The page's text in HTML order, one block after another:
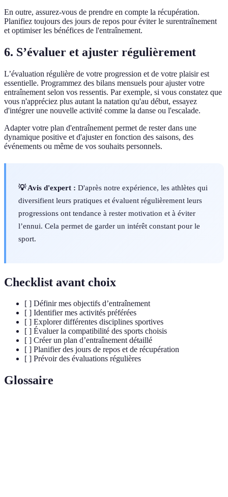
En outre, assurez-vous de prendre en compte la récupération.
Planifiez toujours des jours de repos pour éviter le surentraînement
et optimiser les bénéfices de l'entraînement.
6. S’évaluer et ajuster régulièrement
L’évaluation régulière de votre progression et de votre plaisir est
essentielle. Programmez des bilans mensuels pour ajuster votre
entraînement selon vos ressentis. Par exemple, si vous constatez que
vous n'appréciez plus autant la natation qu'au début, essayez
d'intégrer une nouvelle activité comme la danse ou l'escalade.
Adapter votre plan d'entraînement permet de rester dans une
dynamique positive et d'ajuster en fonction des saisons, des
événements ou même de vos souhaits personnels.
💡 Avis d'expert : D'après notre expérience, les athlètes qui
diversifient leurs pratiques et évaluent régulièrement leurs
progressions ont tendance à rester motivation et à éviter
l’ennui. Cela permet de garder un intérêt constant pour le
sport.
Checklist avant choix
[ ] Définir mes objectifs d’entraînement
[ ] Identifier mes activités préférées
[ ] Explorer différentes disciplines sportives
[ ] Évaluer la compatibilité des sports choisis
[ ] Créer un plan d’entraînement détaillé
[ ] Planifier des jours de repos et de récupération
[ ] Prévoir des évaluations régulières
Glossaire